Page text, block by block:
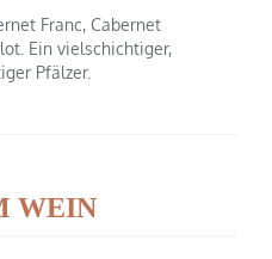
Franc, Cabernet
Ein vielschichtiger,
Pfälzer.
WEIN